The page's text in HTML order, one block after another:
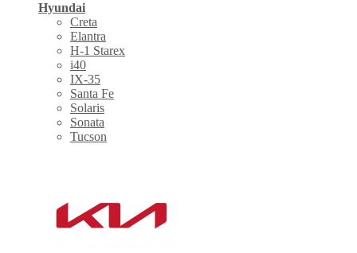
Hyundai
Creta
Elantra
H-1 Starex
i40
IX-35
Santa Fe
Solaris
Sonata
Tucson